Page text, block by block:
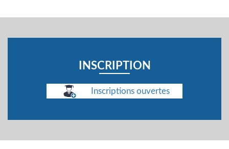
INSCRIPTION
Inscriptions ouvertes